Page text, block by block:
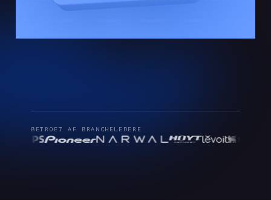
BETROET AF BRANCHELEDERE